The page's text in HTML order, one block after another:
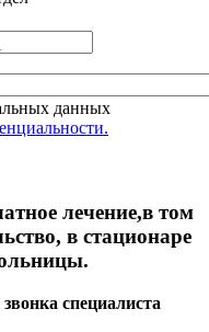
данных
лечение,в том
в стационаре
специалиста